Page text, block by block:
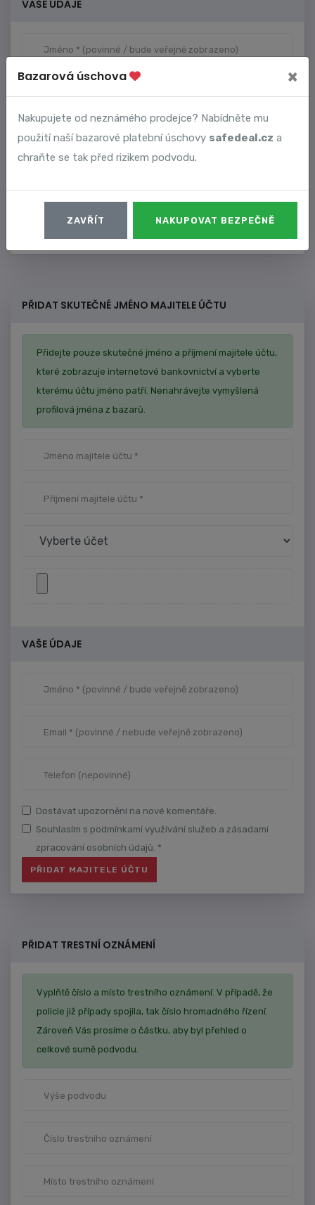
VAŠE ÚDAJE
Souhlasím s podmínkami využívání služeb a zásadami
PŘIDAT SKUTEČNÉ JMÉNO MAJITELE ÚČTU
Přidejte pouze skutečné jméno a příjmení majitele účtu,
které zobrazuje internetové bankovnictví a vyberte
kterému účtu jméno patří. Nenahrávejte vymyšlená
profilová jména z bazarů.
VAŠE ÚDAJE
Dostávat upozornění na nové komentáře.
Souhlasím s podmínkami využívání služeb a zásadami
zpracování osobních údajů. *
PŘIDAT TRESTNÍ OZNÁMENÍ
Vyplňtě číslo a místo trestního oznámení. V případě, že
policie již případy spojila, tak číslo hromadného řízení.
Zároveň Vás prosíme o částku, aby byl přehled o
celkové sumě podvodu.
Bazarová úschova ×
Nakupujete od neznámého prodejce? Nabídněte mu
použití naší bazarové platební úschovy safedeal.cz a
chraňte se tak před rizikem podvodu.
ZAVŘÍT NAKUPOVAT BEZPEČNĚ